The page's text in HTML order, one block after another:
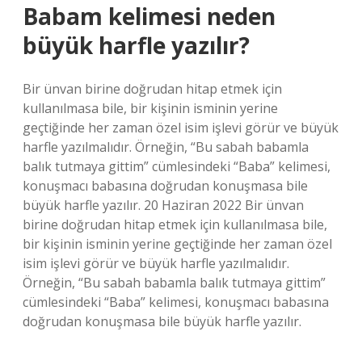
Babam kelimesi neden
büyük harfle yazılır?
Bir ünvan birine doğrudan hitap etmek için
kullanılmasa bile, bir kişinin isminin yerine
geçtiğinde her zaman özel isim işlevi görür ve büyük
harfle yazılmalıdır. Örneğin, “Bu sabah babamla
balık tutmaya gittim” cümlesindeki “Baba” kelimesi,
konuşmacı babasına doğrudan konuşmasa bile
büyük harfle yazılır. 20 Haziran 2022 Bir ünvan
birine doğrudan hitap etmek için kullanılmasa bile,
bir kişinin isminin yerine geçtiğinde her zaman özel
isim işlevi görür ve büyük harfle yazılmalıdır.
Örneğin, “Bu sabah babamla balık tutmaya gittim”
cümlesindeki “Baba” kelimesi, konuşmacı babasına
doğrudan konuşmasa bile büyük harfle yazılır.